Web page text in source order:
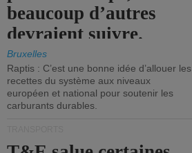
beaucoup d’autres
devraient suivre.
Bruxelles
Raptis : C’est une bonne idée d’allouer les
recettes du système aux niveaux
européen et national pour soutenir les
carburants durables.